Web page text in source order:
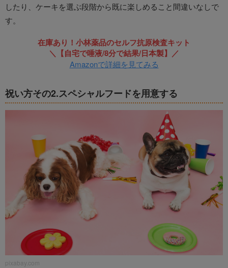
したり、ケーキを選ぶ段階から既に楽しめること間違いなしで
す。
在庫あり！小林薬品のセルフ抗原検査キット
＼【自宅で唾液/8分で結果/日本製】／
Amazonで詳細を見てみる
祝い方その2.スペシャルフードを用意する
pixabay.com